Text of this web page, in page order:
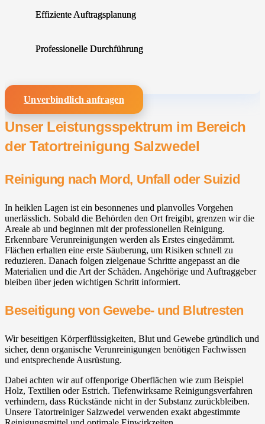
Effiziente Auftragsplanung
Professionelle Durchführung
Unverbindlich anfragen
Unser Leistungsspektrum im Bereich
der Tatortreinigung Salzwedel
Reinigung nach Mord, Unfall oder Suizid
In heiklen Lagen ist ein besonnenes und planvolles Vorgehen
unerlässlich. Sobald die Behörden den Ort freigibt, grenzen wir die
Areale ab und beginnen mit der professionellen Reinigung.
Erkennbare Verunreinigungen werden als Erstes eingedämmt.
Flächen erhalten eine erste Säuberung, um Risiken schnell zu
reduzieren. Danach folgen zielgenaue Schritte angepasst an die
Materialien und die Art der Schäden. Angehörige und Auftraggeber
bleiben über jeden wichtigen Schritt informiert.
Beseitigung von Gewebe- und Blutresten
Wir beseitigen Körperflüssigkeiten, Blut und Gewebe gründlich und
sicher, denn organische Verunreinigungen benötigen Fachwissen
und entsprechende Ausrüstung.
Dabei achten wir auf offenporige Oberflächen wie zum Beispiel
Holz, Textilien oder Estrich. Tiefenwirksame Reinigungsverfahren
verhindern, dass Rückstände nicht in der Substanz zurückbleiben.
Unsere Tatortreiniger Salzwedel verwenden exakt abgestimmte